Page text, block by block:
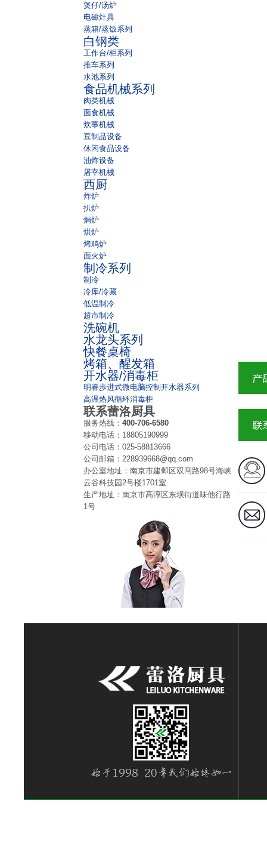
煲仔/汤炉
电磁灶具
蒸箱/蒸饭系列
白钢类
工作台/柜系列
推车系列
水池系列
食品机械系列
肉类机械
面食机械
炊事机械
豆制品设备
休闲食品设备
油炸设备
屠宰机械
西厨
炸炉
扒炉
焗炉
烘炉
烤鸡炉
面火炉
制冷系列
制冷
冷库/冷藏
低温制冷
超市制冷
洗碗机
水龙头系列
快餐桌椅
烤箱、醒发箱
开水器/消毒柜
明睿歩进式微电脑控制开水器系列
高温热风循环消毒柜
联系蕾洛厨具
服务热线： 400-706-6580
移动电话： 18805190999
公司电话： 025-58813666
公司邮箱： 228939668@qq.com
办公室地址： 南京市建邺区双闸路98号海峡
云谷科技园2号楼1701室
生产地址： 南京市高淳区东坝街道味他行路
1号